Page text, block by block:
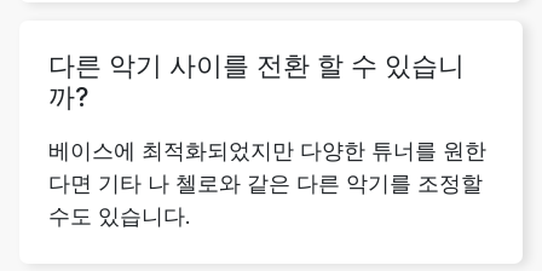
다른 악기 사이를 전환 할 수 있습니
까?
베이스에 최적화되었지만 다양한 튜너를 원한
다면 기타 나 첼로와 같은 다른 악기를 조정할
수도 있습니다.